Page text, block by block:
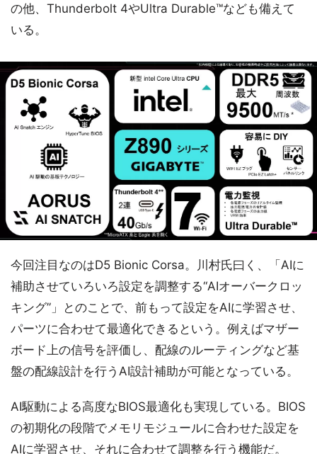
の他、Thunderbolt 4やUltra Durable™なども備えて
いる。
今回注目なのはD5 Bionic Corsa。川村氏曰く、「AIに
補助させていろいろ設定を調整する“AIオーバークロッ
キング”」とのことで、前もって設定をAIに学習させ、
パーツに合わせて最適化できるという。例えばマザー
ボード上の信号を評価し、配線のルーティングなど基
盤の配線設計を行うAI設計補助が可能となっている。
AI駆動による高度なBIOS最適化も実現している。BIOS
の初期化の段階でメモリモジュールに合わせた設定を
AIに学習させ、それに合わせて調整を行う機能だ。